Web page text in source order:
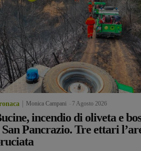
Monica Campani 7 Agosto 2026
incendio di oliveta e
San Pancrazio. Tre ettari